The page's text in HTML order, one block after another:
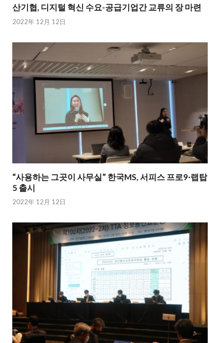
산기협, 디지털 혁신 수요-공급기업간 교류의 장 마련
2022年 12月 12日
“사용하는 그곳이 사무실” 한국MS, 서피스 프로9·랩탑
5 출시
2022年 12月 12日